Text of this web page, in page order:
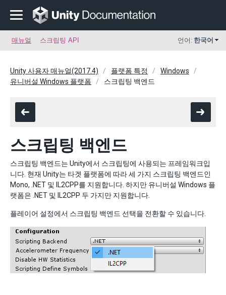
매뉴얼 스크립팅 API 언어: 한국어
Unity 사용자 매뉴얼(2017.4) 플랫폼 특정
Windows
유니버설 Windows 플랫폼
스크립팅 백엔드
스크립팅 백엔드
스크립팅 백엔드는 Unity에서 스크립팅에 사용되는 프레임워크입
니다. 현재 Unity는 타겟 플랫폼에 따라 세 가지 스크립팅 백엔드인
Mono, .NET 및 IL2CPP를 지원합니다. 하지만 유니버설 Windows 플
랫폼은 .NET 및 IL2CPP 두 가지만 지원합니다.
플레이어 설정에서 스크립팅 백엔드 선택을 전환할 수 있습니다.